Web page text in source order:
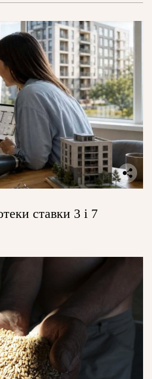
ставки 3 і 7